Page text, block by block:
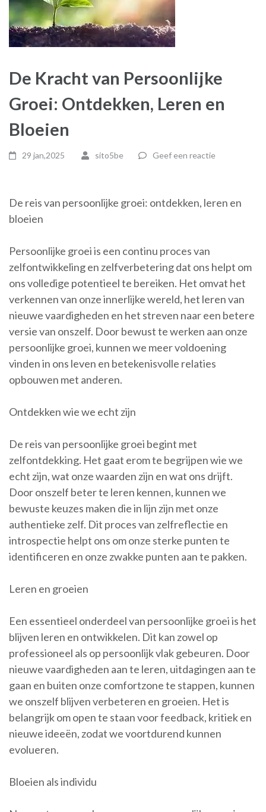
De Kracht van Persoonlijke
Groei: Ontdekken, Leren en
Bloeien
29 jan,2025 sito5be Geef een reactie
De reis van persoonlijke groei: ontdekken, leren en
bloeien
Persoonlijke groei is een continu proces van
zelfontwikkeling en zelfverbetering dat ons helpt om
ons volledige potentieel te bereiken. Het omvat het
verkennen van onze innerlijke wereld, het leren van
nieuwe vaardigheden en het streven naar een betere
versie van onszelf. Door bewust te werken aan onze
persoonlijke groei, kunnen we meer voldoening
vinden in ons leven en betekenisvolle relaties
opbouwen met anderen.
Ontdekken wie we echt zijn
De reis van persoonlijke groei begint met
zelfontdekking. Het gaat erom te begrijpen wie we
echt zijn, wat onze waarden zijn en wat ons drijft.
Door onszelf beter te leren kennen, kunnen we
bewuste keuzes maken die in lijn zijn met onze
authentieke zelf. Dit proces van zelfreflectie en
introspectie helpt ons om onze sterke punten te
identificeren en onze zwakke punten aan te pakken.
Leren en groeien
Een essentieel onderdeel van persoonlijke groei is het
blijven leren en ontwikkelen. Dit kan zowel op
professioneel als op persoonlijk vlak gebeuren. Door
nieuwe vaardigheden aan te leren, uitdagingen aan te
gaan en buiten onze comfortzone te stappen, kunnen
we onszelf blijven verbeteren en groeien. Het is
belangrijk om open te staan voor feedback, kritiek en
nieuwe ideeën, zodat we voortdurend kunnen
evolueren.
Bloeien als individu